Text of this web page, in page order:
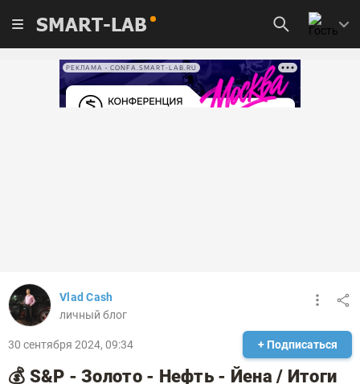
SMART-LAB
РЕКЛАМА • CONFA.SMART-LAB.RU
Vlad Cash
личный блог
30 сентября 2024, 09:34 + Подписаться
💰 S&P - Золото - Нефть - Йена / Итоги